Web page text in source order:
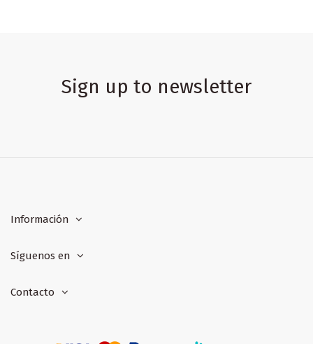
Sign up to newsletter
Información
Síguenos en
Contacto